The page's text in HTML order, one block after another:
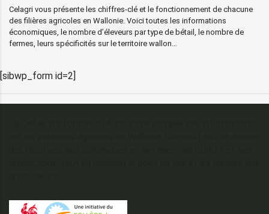
Celagri vous présente les chiffres-clé et le fonctionnement de chacune
des filières agricoles en Wallonie. Voici toutes les informations
économiques, le nombre d’éleveurs par type de bétail, le nombre de
fermes, leurs spécificités sur le territoire wallon…
[sibwp_form id=2]